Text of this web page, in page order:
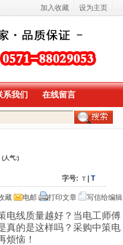
系我们 在线留言
(人气:)
字号: T T
藏 电邮 打印文章 写信给编辑
电线质量越好？当电工师傅
真的是这样吗？采购中策电
烦恼！
加入收藏 设为主页